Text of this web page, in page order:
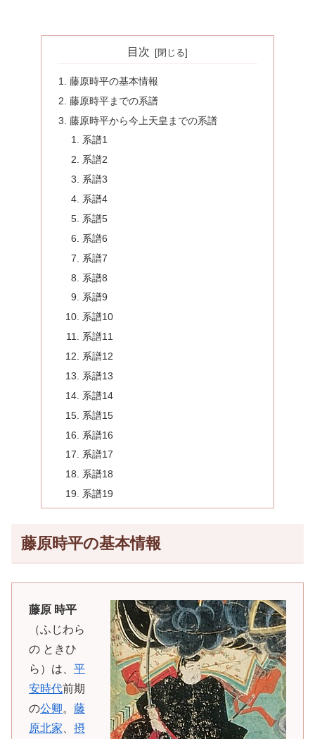
目次
藤原時平の基本情報
藤原時平までの系譜
藤原時平から今上天皇までの系譜
系譜1
系譜2
系譜3
系譜4
系譜5
系譜6
系譜7
系譜8
系譜9
系譜10
系譜11
系譜12
系譜13
系譜14
系譜15
系譜16
系譜17
系譜18
系譜19
藤原時平の基本情報
藤原 時平
（ふじわら
の ときひ
ら）は、 平
安時代前期
の公卿。 藤
原北家、 摂